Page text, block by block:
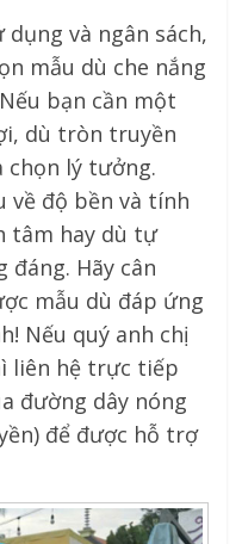
và ngân sách,
mẫu dù che nắng
bạn cần một
dù tròn truyền
chọn lý tưởng.
về độ bền và tính
tâm hay dù tự
đáng. Hãy cân
mẫu dù đáp ứng
Nếu quý anh chị
liên hệ trực tiếp
đường dây nóng
để được hỗ trợ